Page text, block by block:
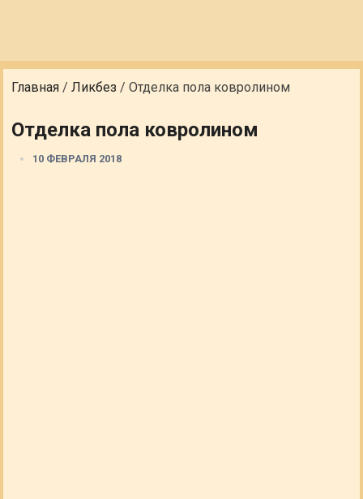
Главная /Ликбез /Отделка пола ковролином
Отделка пола ковролином
10 ФЕВРАЛЯ 2018